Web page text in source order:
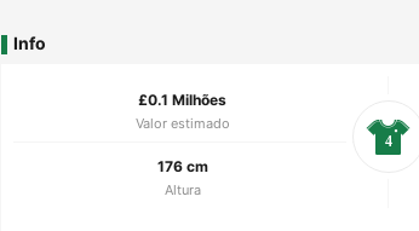
Info
£0.1 Milhões
Valor estimado
176 cm
Altura
4